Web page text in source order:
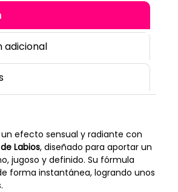
adicional
efecto sensual y radiante con
Labios, diseñado para aportar un
jugoso y definido. Su fórmula
forma instantánea, logrando unos